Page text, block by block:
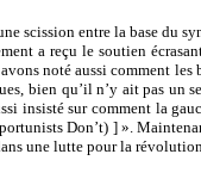
scission entre la base du
a reçu le soutien
noté aussi comment
bien qu’il n’y ait pas
insisté sur comment la
Don’t) ] ».
une lutte pour la